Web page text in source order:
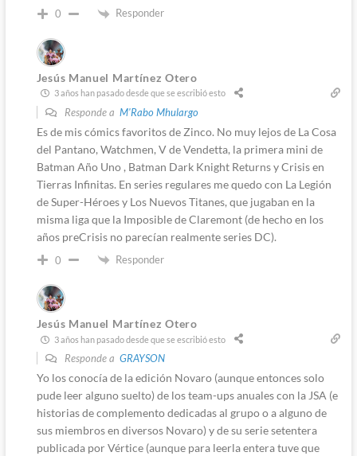
0 Responder
Jesús Manuel Martínez Otero
3 años han pasado desde que se escribió esto
Responde a M'Rabo Mhulargo
Es de mis cómics favoritos de Zinco. No muy lejos de La Cosa
del Pantano, Watchmen, V de Vendetta, la primera mini de
Batman Año Uno , Batman Dark Knight Returns y Crisis en
Tierras Infinitas. En series regulares me quedo con La Legión
de Super-Héroes y Los Nuevos Titanes, que jugaban en la
misma liga que la Imposible de Claremont (de hecho en los
años preCrisis no parecían realmente series DC).
0 Responder
Jesús Manuel Martínez Otero
3 años han pasado desde que se escribió esto
Responde a GRAYSON
Yo los conocía de la edición Novaro (aunque entonces solo
pude leer alguno suelto) de los team-ups anuales con la JSA (e
historias de complemento dedicadas al grupo o a alguno de
sus miembros en diversos Novaro) y de su serie setentera
publicada por Vértice (aunque para leerla entera tuve que